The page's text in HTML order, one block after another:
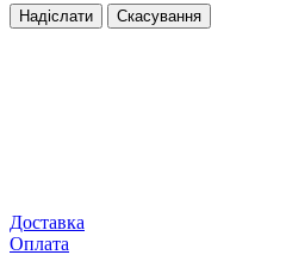
Надіслати Скасування
Доставка
Оплата